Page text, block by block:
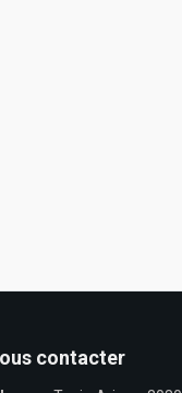
contacter